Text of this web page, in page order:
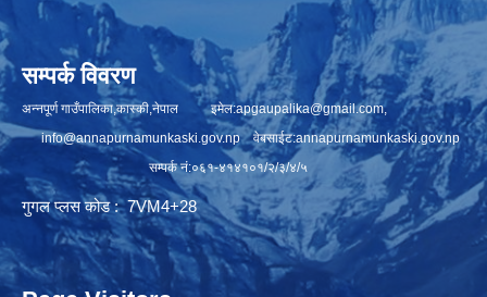
सम्पर्क विवरण
अन्नपूर्ण गाउँपालिका,कास्की,नेपाल इमेल:apgaupalika@gmail.com,
info@annapurnamunkaski.gov.npवेबसाईट:annapurnamunkaski.gov.np
सम्पर्क नं:०६१-४१४१०१/२/३/४/५
गुगल प्लस कोड : 7VM4+28